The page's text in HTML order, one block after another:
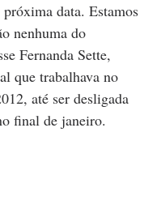
data. Estamos
nenhuma do
Fernanda Sette,
que trabalhava no
até ser desligada
final de janeiro.